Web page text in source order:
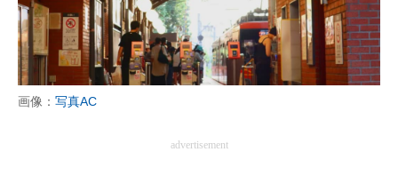
画像： 写真AC
advertisement